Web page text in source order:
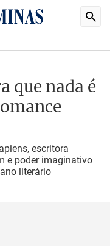
que nada é
escritora
e poder imaginativo
literário